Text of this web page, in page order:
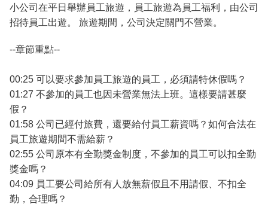
小公司在平日舉辦員工旅遊，員工旅遊為員工福利，由公司
招待員工出遊。 旅遊期間，公司決定關門不營業。
--章節重點--
00:25 可以要求參加員工旅遊的員工，必須請特休假嗎？
01:27 不參加的員工也因未營業無法上班。這樣要請甚麼
假？
01:58 公司已經付旅費，還要給付員工薪資嗎？如何合法在
員工旅遊期間不需給薪？
02:55 公司原本有全勤獎金制度，不參加的員工可以扣全勤
獎金嗎？
04:09 員工要公司給所有人放無薪假且不用請假、不扣全
勤，合理嗎？